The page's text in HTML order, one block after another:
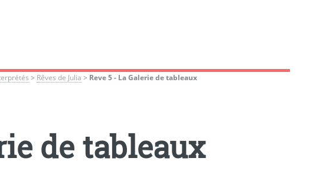
> Rêves de Julia > Reve 5 - La Galerie de tableaux
de tableaux